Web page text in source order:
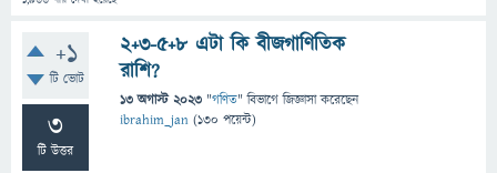
+1
টি ভোট
3
টি উত্তর
2+3-5+8 এটা কি বীজগাণিতিক
রাশি?
13 অগাস্ট 2023 "গণিত" বিভাগে জিজ্ঞাসাকরেছেন
ibrahim_jan (130 পয়েন্ট)